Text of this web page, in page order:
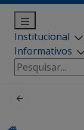
Institucional
Informativos
Pesquisar
por: